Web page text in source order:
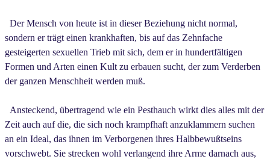
Der Mensch von heute ist in dieser Beziehung nicht normal,
sondern er trägt einen krankhaften, bis auf das Zehnfache
gesteigerten sexuellen Trieb mit sich, dem er in hundertfältigen
Formen und Arten einen Kult zu erbauen sucht, der zum Verderben
der ganzen Menschheit werden muß.
Ansteckend, übertragend wie ein Pesthauch wirkt dies alles mit der
Zeit auch auf die, die sich noch krampfhaft anzuklammern suchen
an ein Ideal, das ihnen im Verborgenen ihres Halbbewußtseins
vorschwebt. Sie strecken wohl verlangend ihre Arme darnach aus,